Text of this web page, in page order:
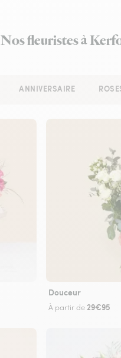
Nos fleuristes à
ANNIVERSAIRE
Douceur
À partir de 29€95